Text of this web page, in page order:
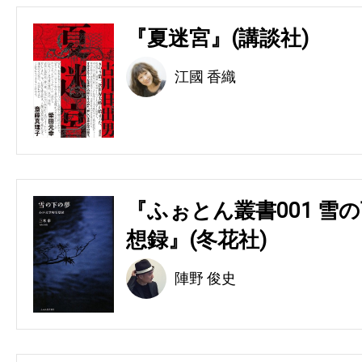
『夏迷宮』(講談社)
江國 香織
『ふぉとん叢書001 雪
想録』(冬花社)
陣野 俊史